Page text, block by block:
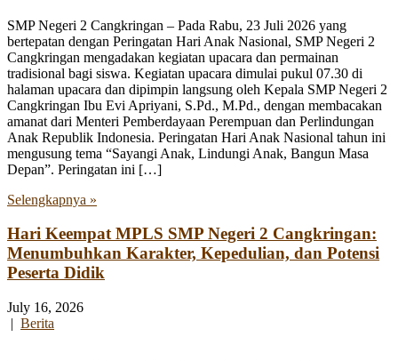
SMP Negeri 2 Cangkringan – Pada Rabu, 23 Juli 2026 yang
bertepatan dengan Peringatan Hari Anak Nasional, SMP Negeri 2
Cangkringan mengadakan kegiatan upacara dan permainan
tradisional bagi siswa. Kegiatan upacara dimulai pukul 07.30 di
halaman upacara dan dipimpin langsung oleh Kepala SMP Negeri 2
Cangkringan Ibu Evi Apriyani, S.Pd., M.Pd., dengan membacakan
amanat dari Menteri Pemberdayaan Perempuan dan Perlindungan
Anak Republik Indonesia. Peringatan Hari Anak Nasional tahun ini
mengusung tema “Sayangi Anak, Lindungi Anak, Bangun Masa
Depan”. Peringatan ini […]
Selengkapnya »
Hari Keempat MPLS SMP Negeri 2 Cangkringan:
Menumbuhkan Karakter, Kepedulian, dan Potensi
Peserta Didik
July 16, 2026
| Berita